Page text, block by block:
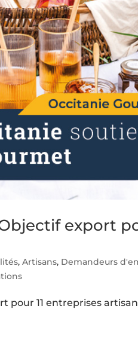
export
,Artisans, Demandeurs
pour 11 entreprises